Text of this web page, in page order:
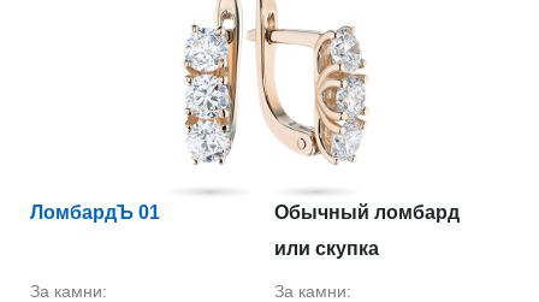
ЛомбардЪ 01
Обычный ломбард
или скупка
За камни:
За камни: